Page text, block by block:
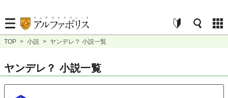
TOP > 小説 > ヤンデレ？ 小説一覧
ヤンデレ？ 小説一覧